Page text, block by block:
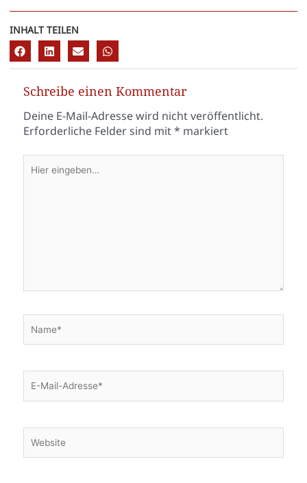
INHALT TEILEN
Schreibe einen Kommentar
Deine E-Mail-Adresse wird nicht veröffentlicht.
Erforderliche Felder sind mit* markiert
eingeben…
Mail-